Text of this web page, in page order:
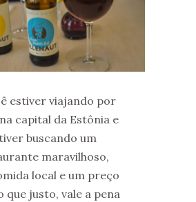
estiver viajando por
capital da Estônia e
buscando um
maravilhoso,
local e um preço
que justo, vale a pena